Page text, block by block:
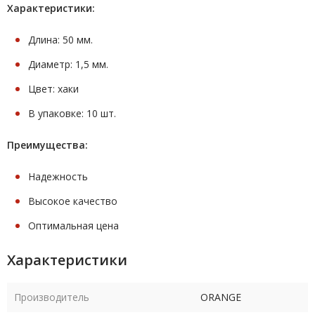
Характеристики:
Длина: 50 мм.
Диаметр: 1,5 мм.
Цвет: хаки
В упаковке: 10 шт.
Преимущества:
Надежность
Высокое качество
Оптимальная цена
Характеристики
Производитель ORANGE